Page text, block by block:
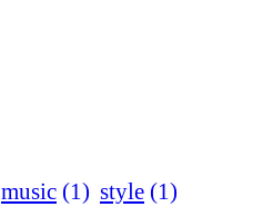
music (1) style (1)